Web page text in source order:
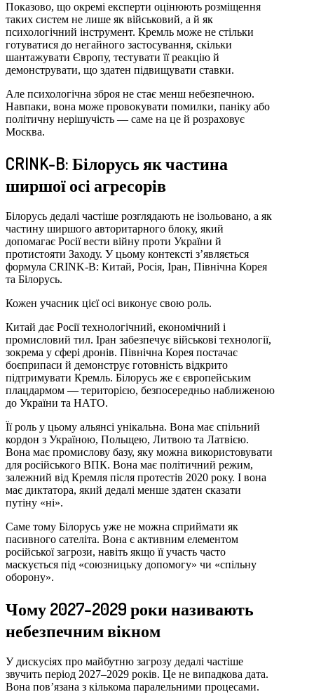
Показово, що окремі експерти оцінюють розміщення
таких систем не лише як військовий, а й як
психологічний інструмент. Кремль може не стільки
готуватися до негайного застосування, скільки
шантажувати Європу, тестувати її реакцію й
демонструвати, що здатен підвищувати ставки.
Але психологічна зброя не стає менш небезпечною.
Навпаки, вона може провокувати помилки, паніку або
політичну нерішучість — саме на це й розраховує
Москва.
CRINK-B: Білорусь як частина
ширшої осі агресорів
Білорусь дедалі частіше розглядають не ізольовано, а як
частину ширшого авторитарного блоку, який
допомагає Росії вести війну проти України й
протистояти Заходу. У цьому контексті з’являється
формула CRINK-B: Китай, Росія, Іран, Північна Корея
та Білорусь.
Кожен учасник цієї осі виконує свою роль.
Китай дає Росії технологічний, економічний і
промисловий тил. Іран забезпечує військові технології,
зокрема у сфері дронів. Північна Корея постачає
боєприпаси й демонструє готовність відкрито
підтримувати Кремль. Білорусь же є європейським
плацдармом — територією, безпосередньо наближеною
до України та НАТО.
Її роль у цьому альянсі унікальна. Вона має спільний
кордон з Україною, Польщею, Литвою та Латвією.
Вона має промислову базу, яку можна використовувати
для російського ВПК. Вона має політичний режим,
залежний від Кремля після протестів 2020 року. І вона
має диктатора, який дедалі менше здатен сказати
путіну «ні».
Саме тому Білорусь уже не можна сприймати як
пасивного сателіта. Вона є активним елементом
російської загрози, навіть якщо її участь часто
маскується під «союзницьку допомогу» чи «спільну
оборону».
Чому 2027–2029 роки називають
небезпечним вікном
У дискусіях про майбутню загрозу дедалі частіше
звучить період 2027–2029 років. Це не випадкова дата.
Вона пов’язана з кількома паралельними процесами.